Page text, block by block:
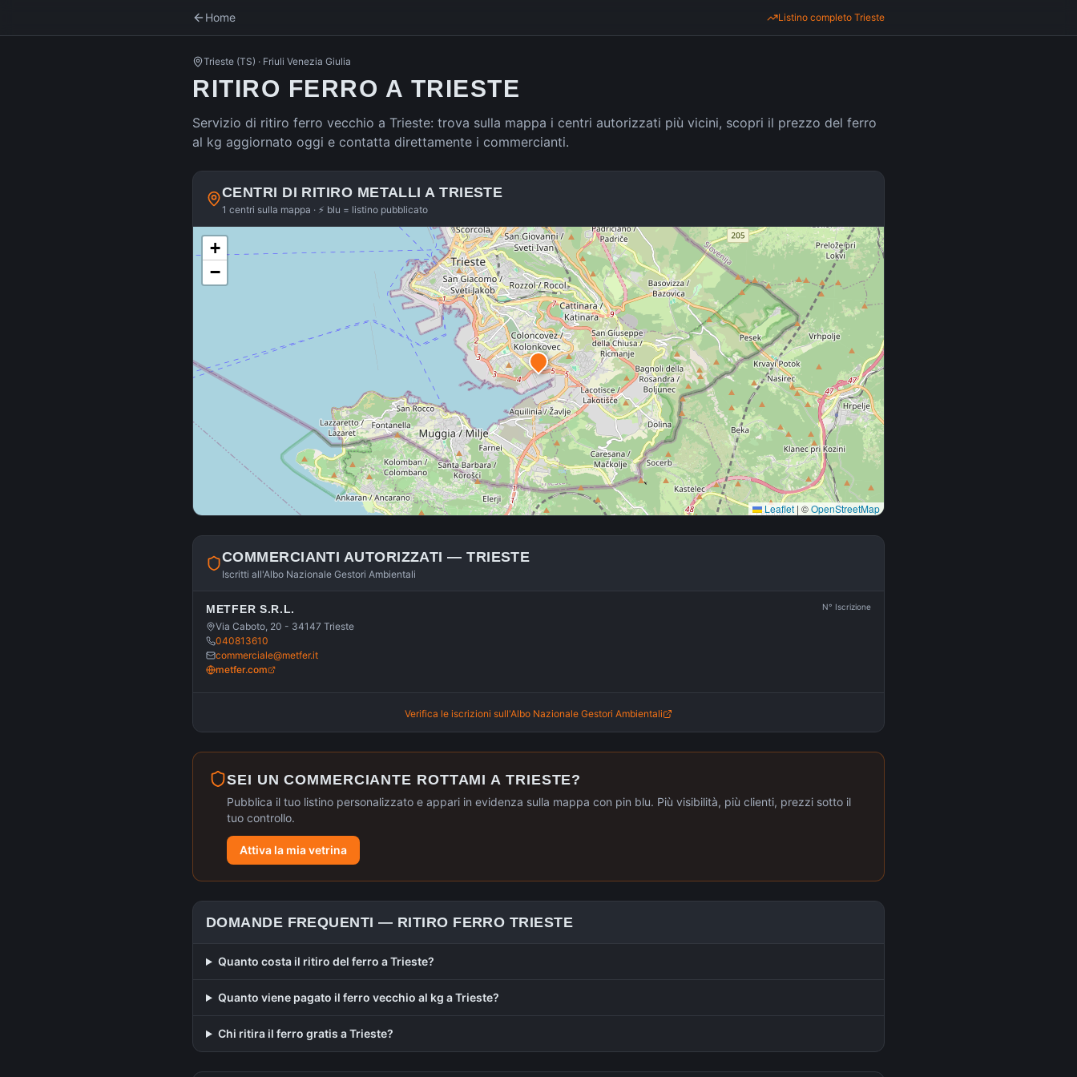
Home Listino completo Trieste
Trieste (TS) · Friuli Venezia Giulia
RITIRO FERRO A TRIESTE
Servizio di ritiro ferro vecchio a Trieste: trova sulla mappa i centri autorizzati più vicini, scopri il prezzo del ferro
al kg aggiornato oggi e contatta direttamente i commercianti.
CENTRI DI RITIRO METALLI ATRIESTE
1 centri sulla mappa · ⚡ blu = listino pubblicato
+
−
Leaflet | ©OpenStreetMap
COMMERCIANTI AUTORIZZATI —TRIESTE
Iscritti all'Albo Nazionale Gestori Ambientali
METFER S.R.L.
Via Caboto, 20 - 34147 Trieste
040813610
commerciale@metfer.it
metfer.com
N° Iscrizione
Verifica le iscrizioni sull'Albo Nazionale Gestori Ambientali
SEI UN COMMERCIANTE ROTTAMI A TRIESTE?
Pubblica il tuo listino personalizzato e appari in evidenza sulla mappa con pin blu. Più visibilità, più clienti, prezzi sotto il
tuo controllo.
Attiva la mia vetrina
DOMANDE FREQUENTI — RITIRO FERRO TRIESTE
Quanto costa il ritiro del ferro a Trieste?
Quanto viene pagato il ferro vecchio al kg a Trieste?
Chi ritira il ferro gratis a Trieste?